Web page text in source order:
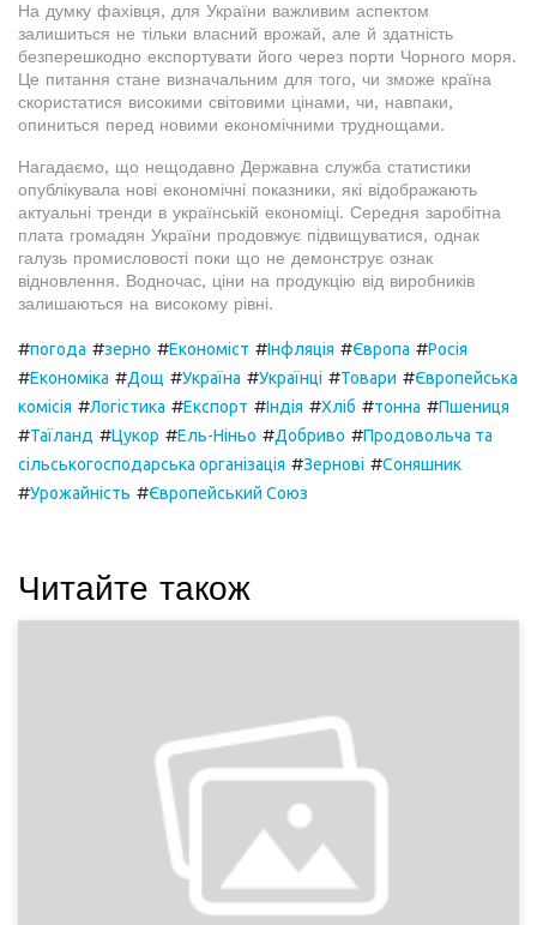
На думку фахівця, для України важливим аспектом
залишиться не тільки власний врожай, але й здатність
безперешкодно експортувати його через порти Чорного моря.
Це питання стане визначальним для того, чи зможе країна
скористатися високими світовими цінами, чи, навпаки,
опиниться перед новими економічними труднощами.
Нагадаємо, що нещодавно Державна служба статистики
опублікувала нові економічні показники, які відображають
актуальні тренди в українській економіці. Середня заробітна
плата громадян України продовжує підвищуватися, однак
галузь промисловості поки що не демонструє ознак
відновлення. Водночас, ціни на продукцію від виробників
залишаються на високому рівні.
#погода #зерно #Економіст #Інфляція #Європа #Росія
#Економіка #Дощ #Україна #Українці #Товари #Європейська
комісія #Логістика #Експорт #Індія #Хліб #тонна #Пшениця
#Таїланд #Цукор #Ель-Ніньо #Добриво #Продовольча та
сільськогосподарська організація #Зернові #Соняшник
#Урожайність #Європейський Союз
Читайте також